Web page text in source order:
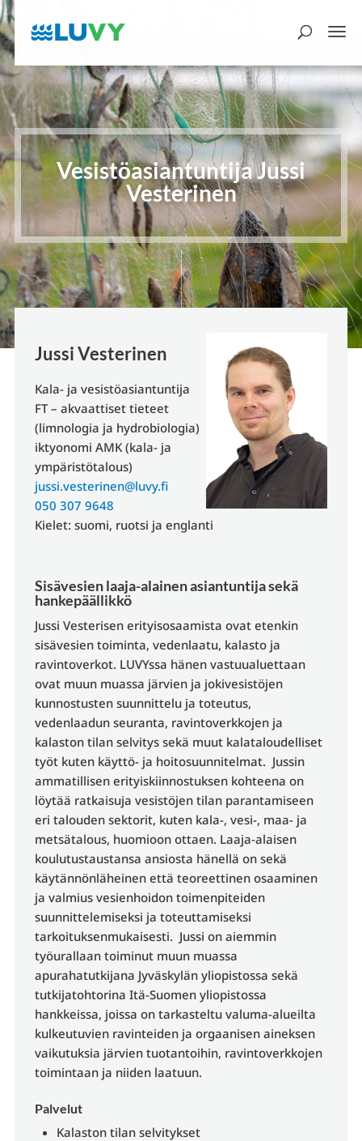
Vesistöasiantuntija Jussi
Vesterinen
Jussi Vesterinen
Kala- ja vesistöasiantuntija
FT – akvaattiset tieteet
(limnologia ja hydrobiologia)
iktyonomi AMK (kala- ja
ympäristötalous)
jussi.vesterinen@luvy.fi
050 307 9648
Kielet: suomi, ruotsi ja englanti
Sisävesien laaja-alainen asiantuntija sekä
hankepäällikkö
Jussi Vesterisen erityisosaamista ovat etenkin
sisävesien toiminta, vedenlaatu, kalasto ja
ravintoverkot. LUVYssa hänen vastuualuettaan
ovat muun muassa järvien ja jokivesistöjen
kunnostusten suunnittelu ja toteutus,
vedenlaadun seuranta, ravintoverkkojen ja
kalaston tilan selvitys sekä muut kalataloudelliset
työt kuten käyttö- ja hoitosuunnitelmat. Jussin
ammatillisen erityiskiinnostuksen kohteena on
löytää ratkaisuja vesistöjen tilan parantamiseen
eri talouden sektorit, kuten kala-, vesi-, maa- ja
metsätalous, huomioon ottaen. Laaja-alaisen
koulutustaustansa ansiosta hänellä on sekä
käytännönläheinen että teoreettinen osaaminen
ja valmius vesienhoidon toimenpiteiden
suunnittelemiseksi ja toteuttamiseksi
tarkoituksenmukaisesti. Jussi on aiemmin
työurallaan toiminut muun muassa
apurahatutkijana Jyväskylän yliopistossa sekä
tutkijatohtorina Itä-Suomen yliopistossa
hankkeissa, joissa on tarkasteltu valuma-alueilta
kulkeutuvien ravinteiden ja orgaanisen aineksen
vaikutuksia järvien tuotantoihin, ravintoverkkojen
toimintaan ja niiden laatuun.
Palvelut
Kalaston tilan selvitykset